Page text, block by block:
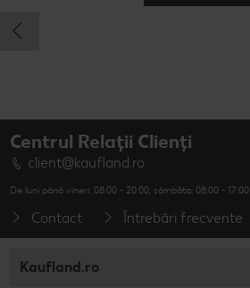
Centrul Relații Clienți
client@kaufland.ro
De luni până vineri: 08:00 - 20:00; sâmbăta: 08:00 - 17:00
Contact Întrebări frecvente
Kaufland.ro